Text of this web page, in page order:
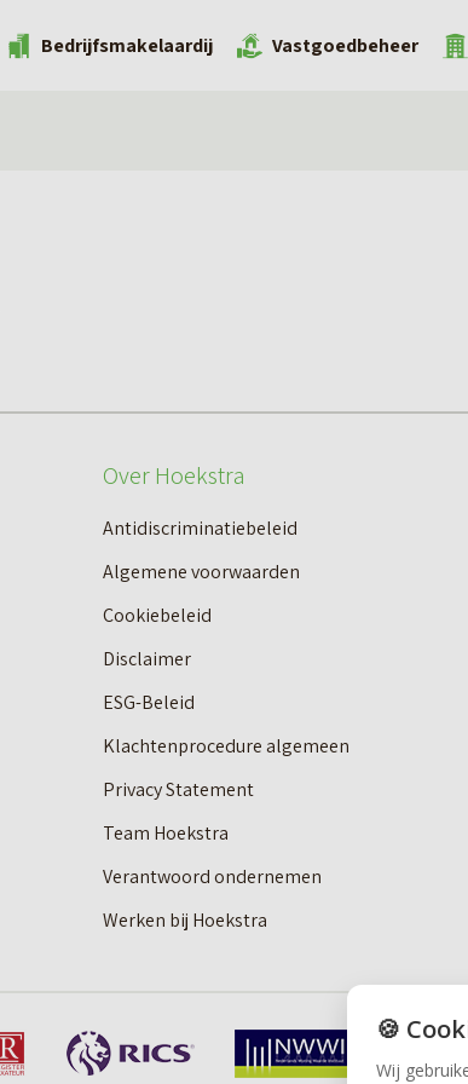
Bedrijfsmakelaardij Vastgoedbeheer
Over Hoekstra
Antidiscriminatiebeleid
Algemene voorwaarden
Cookiebeleid
Disclaimer
ESG-Beleid
Klachtenprocedure algemeen
Privacy Statement
Team Hoekstra
Verantwoord ondernemen
Werken bij Hoekstra
🍪
Wij